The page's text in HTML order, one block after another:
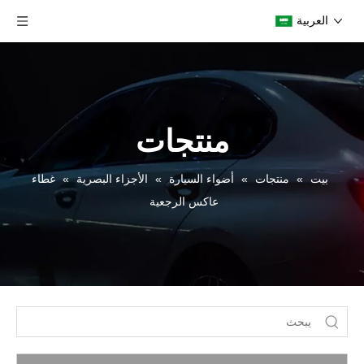
العربية
منتجات
بيت » منتجات » أضواء السيارة » الأجزاء البصرية » غطاء
عاكس الرجعية